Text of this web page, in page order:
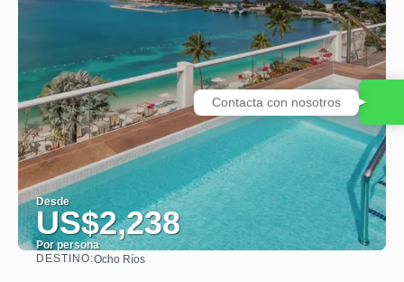
Desde
US$2,238
Por persona
DESTINO:Ocho Ríos
Contacta con nosotros